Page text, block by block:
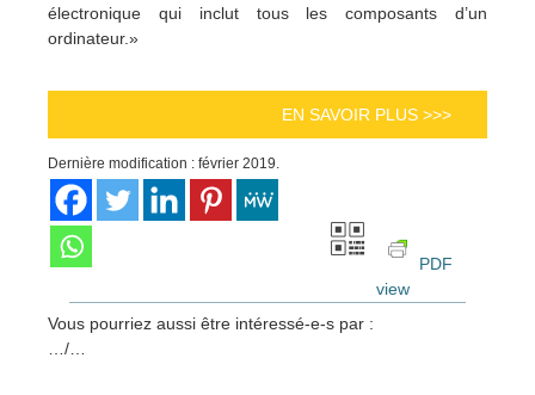
électronique qui inclut tous les composants d’un
ordinateur.»
EN SAVOIR PLUS >>>
Dernière modification : février 2019.
PDF
view
Vous pourriez aussi être intéressé-e-s par :
…/…